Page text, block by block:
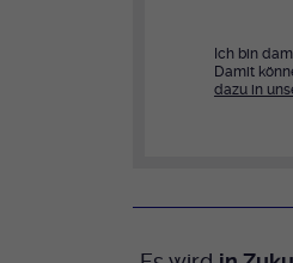
Ich bin
Damit
dazu in